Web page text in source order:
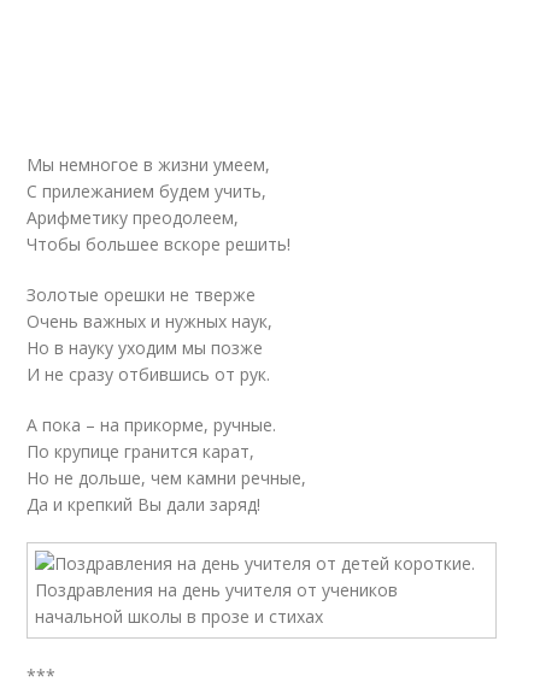
Мы немногое в жизни умеем,
С прилежанием будем учить,
Арифметику преодолеем,
Чтобы большее вскоре решить!
Золотые орешки не тверже
Очень важных и нужных наук,
Но в науку уходим мы позже
И не сразу отбившись от рук.
А пока – на прикорме, ручные.
По крупице гранится карат,
Но не дольше, чем камни речные,
Да и крепкий Вы дали заряд!
***